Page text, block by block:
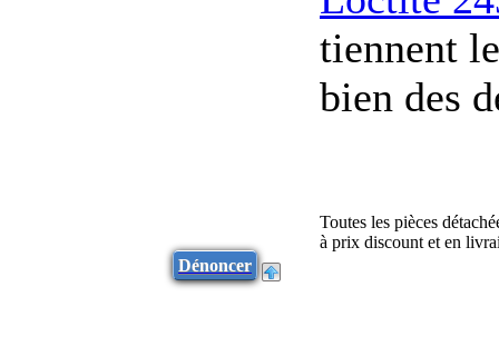
tiennent
bien des
Toutes les pièces
à prix discount et en
Dénoncer